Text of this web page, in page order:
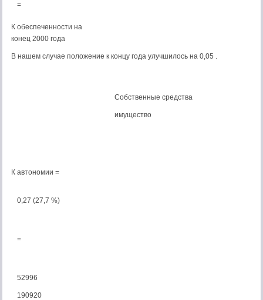
=
К обеспеченности на
конец 2000 года
В нашем случае положение к концу года улучшилось на 0,05 .
Собственные средства
имущество
К автономии =
0,27 (27,7 %)
=
52996
190920